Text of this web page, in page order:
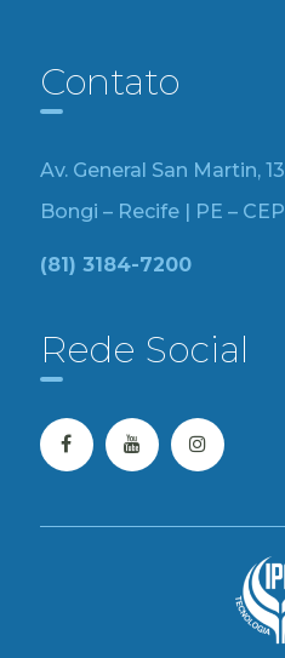
Contato
Av. General San Martin,
Bongi – Recife | PE –
(81) 3184-7200
Rede Social